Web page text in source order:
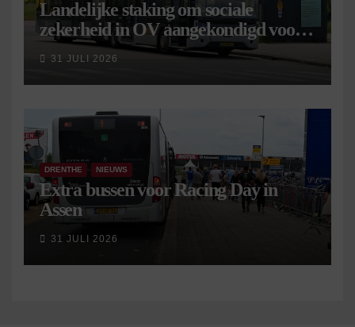
Landelijke staking om sociale
zekerheid in OV aangekondigd voor 9
september
31 JULI 2026
DRENTHE NIEUWS
Extra bussen voor Racing Day in
Assen
31 JULI 2026